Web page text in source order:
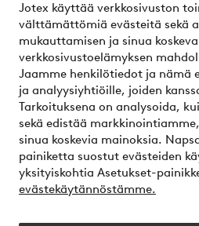
Jotex käyttää verkkosivuston
välttämättömiä evästeitä sekä
mukauttamisen ja sinua
verkkosivustoelämyksen
Jaamme henkilötiedot ja nämä
ja analyysiyhtiöille, joiden
Tarkoituksena on analysoida,
sekä edistää
sinua koskevia mainoksia.
painiketta suostut evästeiden
yksityiskohtia Asetukset-
evästekäytännöstämme.
Ystävät
Turvalliset maksut –
Haluatko tietää lisää
elpy